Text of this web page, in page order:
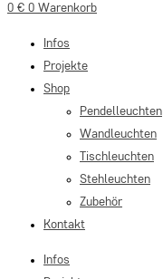
0 € 0 Warenkorb
Infos
Projekte
Shop
Pendelleuchten
Wandleuchten
Tischleuchten
Stehleuchten
Zubehör
Kontakt
Infos